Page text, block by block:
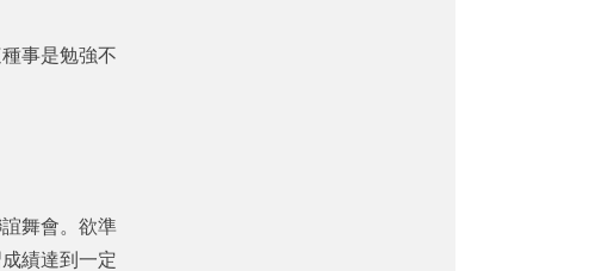
事是勉強不
舞會。欲準
績達到一定